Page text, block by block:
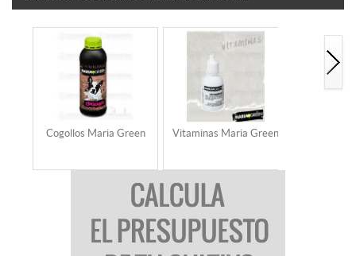
Cogollos Maria Green Vitaminas Maria Green